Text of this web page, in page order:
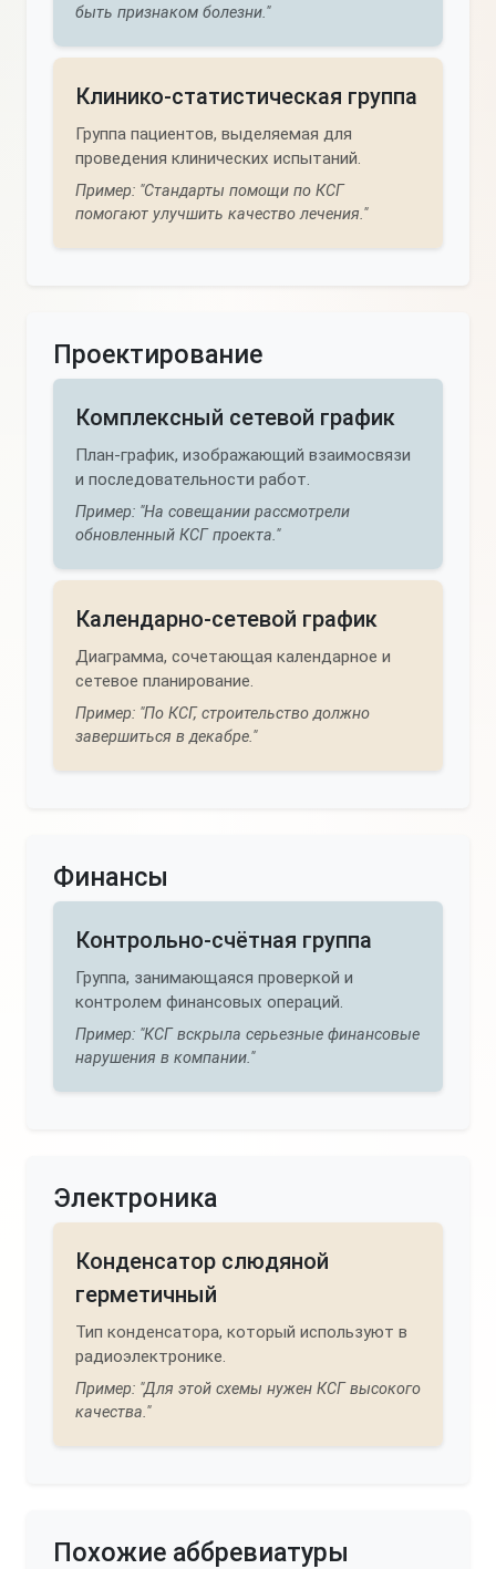
быть признаком болезни."
Клинико-статистическая группа
Группа пациентов, выделяемая для
проведения клинических испытаний.
Пример: "Стандарты помощи по КСГ
помогают улучшить качество лечения."
Проектирование
Комплексный сетевой график
План-график, изображающий взаимосвязи
и последовательности работ.
Пример: "На совещании рассмотрели
обновленный КСГ проекта."
Календарно-сетевой график
Диаграмма, сочетающая календарное и
сетевое планирование.
Пример: "По КСГ, строительство должно
завершиться в декабре."
Финансы
Контрольно-счётная группа
Группа, занимающаяся проверкой и
контролем финансовых операций.
Пример: "КСГ вскрыла серьезные финансовые
нарушения в компании."
Электроника
Конденсатор слюдяной
герметичный
Тип конденсатора, который используют в
радиоэлектронике.
Пример: "Для этой схемы нужен КСГ высокого
качества."
Похожие аббревиатуры